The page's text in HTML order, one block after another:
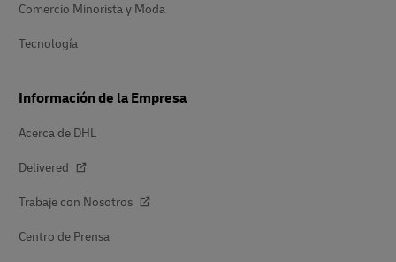
Comercio Minorista y Moda
Tecnología
Información de la Empresa
Acerca de DHL
Delivered
Trabaje con Nosotros
Centro de Prensa